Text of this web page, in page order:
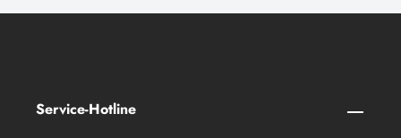
Service-Hotline